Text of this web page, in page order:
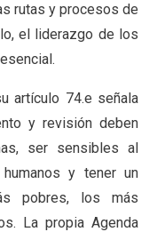
rutas y procesos de
el liderazgo de los
artículo 74.e señala
y revisión deben
ser sensibles al
y tener un
pobres, los más
La propia Agenda